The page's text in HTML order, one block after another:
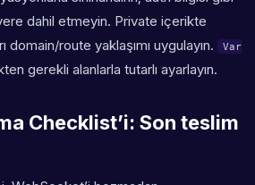
dahil etmeyin. Private içerikte
route yaklaşımı uygulayın.
Var
gerekli alanlarla tutarlı ayarlayın.
Checklist’i: Son teslim